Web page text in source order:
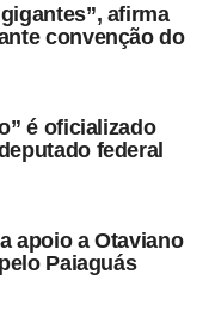
afirma
convenção do
é oficializado
federal
apoio a Otaviano
Paiaguás